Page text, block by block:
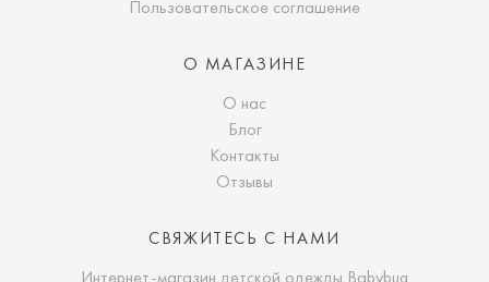
Пользовательское соглашение
О МАГАЗИНЕ
О нас
Блог
Контакты
Отзывы
СВЯЖИТЕСЬ С НАМИ
Интернет-магазин детской одежды Babybug